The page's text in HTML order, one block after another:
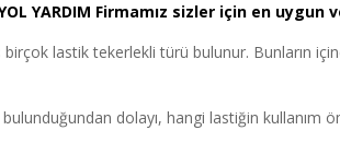
YARDIM Firmamız sizler için en
lastik tekerlekli türü bulunur. Bunların
bulunduğundan dolayı, hangi lastiğin